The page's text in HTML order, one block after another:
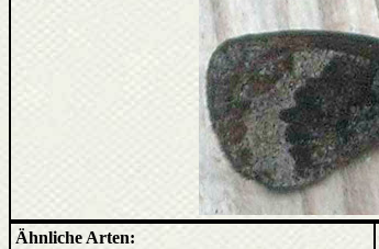
Ähnliche Arten: